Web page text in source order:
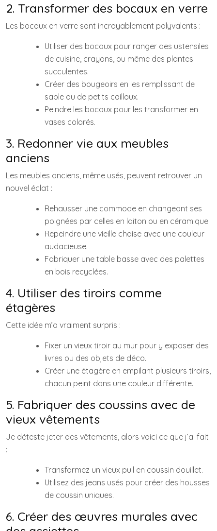
2. Transformer des bocaux en verre
Les bocaux en verre sont incroyablement polyvalents :
Utiliser des bocaux pour ranger des ustensiles
de cuisine, crayons, ou même des plantes
succulentes.
Créer des bougeoirs en les remplissant de
sable ou de petits cailloux.
Peindre les bocaux pour les transformer en
vases colorés.
3. Redonner vie aux meubles
anciens
Les meubles anciens, même usés, peuvent retrouver un
nouvel éclat :
Rehausser une commode en changeant ses
poignées par celles en laiton ou en céramique.
Repeindre une vieille chaise avec une couleur
audacieuse.
Fabriquer une table basse avec des palettes
en bois recyclées.
4. Utiliser des tiroirs comme
étagères
Cette idée m’a vraiment surpris :
Fixer un vieux tiroir au mur pour y exposer des
livres ou des objets de déco.
Créer une étagère en empilant plusieurs tiroirs,
chacun peint dans une couleur différente.
5. Fabriquer des coussins avec de
vieux vêtements
Je déteste jeter des vêtements, alors voici ce que j’ai fait
:
Transformez un vieux pull en coussin douillet.
Utilisez des jeans usés pour créer des housses
de coussin uniques.
6. Créer des œuvres murales avec